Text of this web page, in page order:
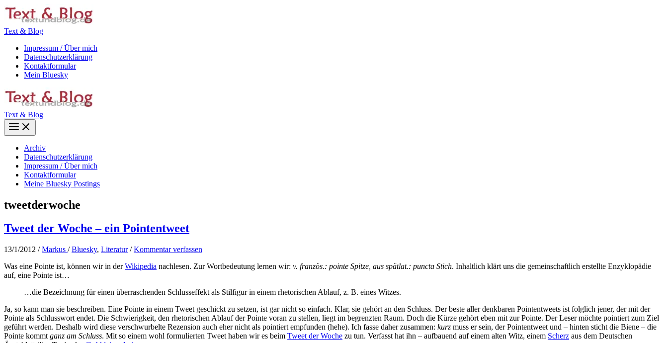
Zum
Inhalt
Text & Blog
Impressum / Über mich
Datenschutzerklärung
Kontaktformular
Mein Bluesky
Text & Blog
Main
Menu
Archiv
Datenschutzerklärung
Impressum / Über mich
Kontaktformular
Meine Bluesky Postings
tweetderwoche
Tweet der Woche – ein Pointentweet
13/1/2012 /Markus /Bluesky, Literatur/Kommentar verfassen
Was eine Pointe ist, können wir in derWikipedia nachlesen. Zur Wortbedeutung lernen wir: v. französ.: pointe Spitze, aus spätlat.: puncta Stich. Inhaltlich klärt uns die gemeinschaftlich erstellte Enzyklopädie
auf, eine Pointe ist…
…die Bezeichnung für einen überraschenden Schlusseffekt als Stilfigur in einem rhetorischen Ablauf, z. B. eines Witzes.
Ja, so kann man sie beschreiben. Eine Pointe in einem Tweet geschickt zu setzen, ist gar nicht so einfach. Klar, sie gehört an den Schluss. Der beste aller denkbaren Pointentweets ist folglich jener, der mit der
Pointe als Schlusswort endet. Die Schwierigkeit, den rhetorischen Ablauf der Pointe voran zu stellen, liegt im begrenzten Raum. Doch die Kürze gehört eben mit zur Pointe. Der Leser möchte pointiert zum Ziel
geführt werden. Deshalb wird diese verschwurbelte Rezension auch eher nicht als pointiert empfunden (hehe). Ich fasse daher zusammen: kurz muss er sein, der Pointentweet und – hinten sticht die Biene – die
Pointe kommt ganz am Schluss. Mit so einem wohl formulierten Tweet haben wir es beim Tweet der Woche zu tun. Verfasst hat ihn – aufbauend auf einem alten Witz, einem Scherz aus dem Deutschen